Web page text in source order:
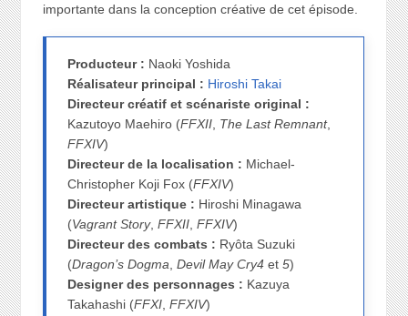
importante dans la conception créative de cet épisode.
Producteur : Naoki Yoshida
Réalisateur principal : Hiroshi Takai
Directeur créatif et scénariste original :
Kazutoyo Maehiro (FFXII, The Last Remnant,
FFXIV)
Directeur de la localisation : Michael-
Christopher Koji Fox (FFXIV)
Directeur artistique : Hiroshi Minagawa
(Vagrant Story,FFXII,FFXIV)
Directeur des combats : Ryôta Suzuki
(Dragon’s Dogma,Devil May Cry4 et 5)
Designer des personnages : Kazuya
Takahashi (FFXI,FFXIV)